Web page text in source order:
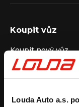
Louda Auto a.s.
Koupit vůz
Koupit nový vůz
Koupit ojetý vůz
Koupit užitkový
Pronájem